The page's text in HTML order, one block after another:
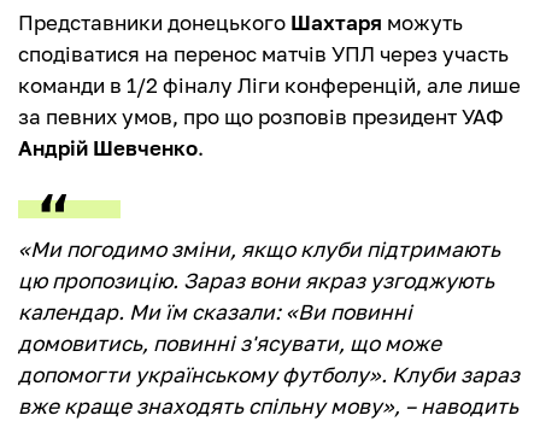
Представники донецького Шахтаря можуть
сподіватися на перенос матчів УПЛ через участь
команди в 1/2 фіналу Ліги конференцій, але лише
за певних умов, про що розповів президент УАФ
Андрій Шевченко.
«Ми погодимо зміни, якщо клуби підтримають
цю пропозицію. Зараз вони якраз узгоджують
календар. Ми їм сказали: «Ви повинні
домовитись, повинні з'ясувати, що може
допомогти українському футболу». Клуби зараз
вже краще знаходять спільну мову», – наводить